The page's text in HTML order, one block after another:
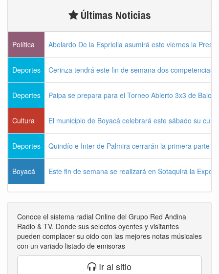
Últimas Noticias
Política Abelardo De la Espriella asumirá este viernes la
Deportes Cerinza tendrá este fin de semana dos competencias
Deportes Paipa se prepara para el Torneo Abierto 3x3 de
Cultura El municipio de Boyacá celebrará este sábado su
Deportes Quindío e Inter de Palmira cerrarán la primera parte
Boyacá Este fin de semana se realizará en Sotaquirá la
Conoce el sistema radial Online del Grupo Red Andina
Radio & TV. Donde sus selectos oyentes y visitantes
pueden complacer su oido con las mejores notas músicales
con un variado listado de emisoras
Ir al sitio